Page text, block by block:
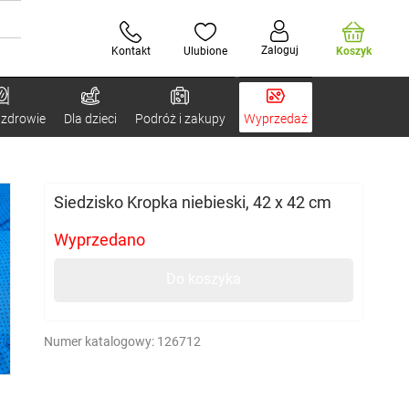
Kontakt Ulubione Zaloguj Koszyk
Dla dzieci Podróż i zakupy Wyprzedaż
Siedzisko Kropka niebieski, 42 x 42 cm
Wyprzedano
Numer katalogowy: 126712